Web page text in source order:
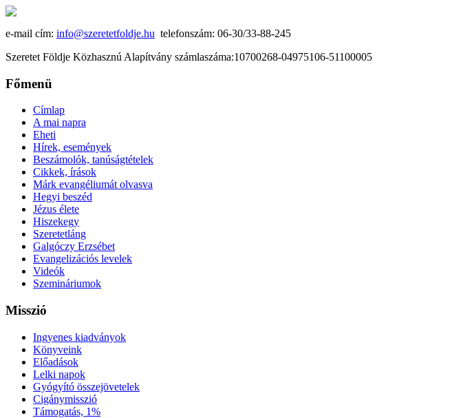
e-mail cím: info@szeretetfoldje.hu telefonszám: 06-30/33-88-245
Szeretet Földje Közhasznú Alapítvány számlaszáma:10700268-04975106-51100005
Főmenü
Címlap
A mai napra
Eheti
Hírek, események
Beszámolók, tanúságtételek
Cikkek, írások
Márk evangéliumát olvasva
Hegyi beszéd
Jézus élete
Hiszekegy
Szeretetláng
Galgóczy Erzsébet
Evangelizációs levelek
Videók
Szemináriumok
Misszió
Ingyenes kiadványok
Könyveink
Előadások
Lelki napok
Gyógyító összejövetelek
Cigánymisszió
Támogatás, 1%